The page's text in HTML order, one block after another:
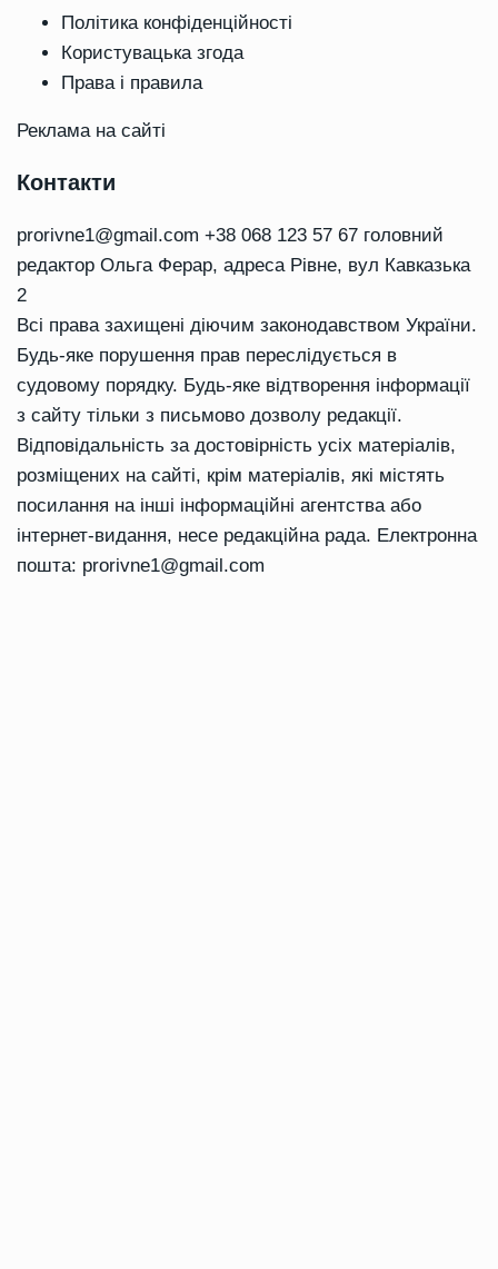
Політика конфіденційності
Користувацька згода
Права і правила
Реклама на сайті
Контакти
prorivne1@gmail.com +38 068 123 57 67 головний
редактор Ольга Ферар, адреса Рівне, вул Кавказька
2
Всі права захищені діючим законодавством України.
Будь-яке порушення прав переслідується в
судовому порядку. Будь-яке відтворення інформації
з сайту тільки з письмово дозволу редакції.
Відповідальність за достовірність усіх матеріалів,
розміщених на сайті, крім матеріалів, які містять
посилання на інші інформаційні агентства або
інтернет-видання, несе редакційна рада. Електронна
пошта: prorivne1@gmail.com